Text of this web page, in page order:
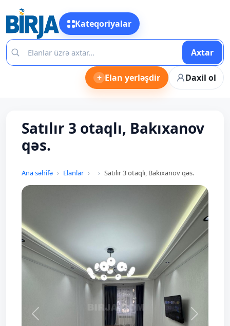
Kateqoriyalar
Axtar
+ Elan yerləşdir Daxil ol
Satılır 3 otaqlı, Bakıxanov
qəs.
Ana səhifə Elanlar Satılır 3 otaqlı, Bakıxanov qəs.
Prev Next